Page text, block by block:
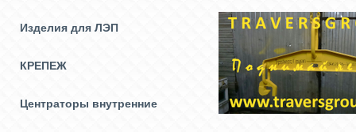
Изделия для ЛЭП
КРЕПЕЖ
Центраторы внутренние